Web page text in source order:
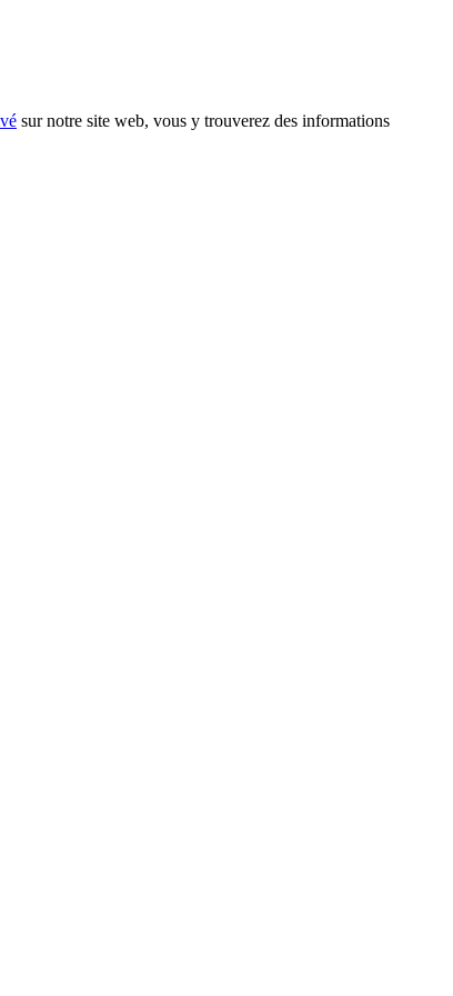
sur notre site web, vous y trouverez des informations